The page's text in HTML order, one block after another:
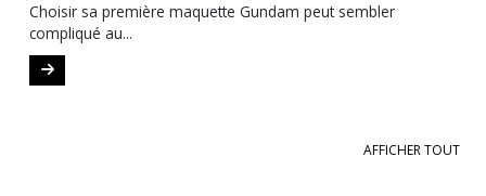
Choisir sa première maquette Gundam peut sembler
compliqué au...
AFFICHER TOUT